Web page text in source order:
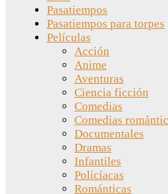
Pasatiempos
Pasatiempos para torpes
Películas
Acción
Anime
Aventuras
Ciencia ficción
Comedias
Comedias
Documentales
Dramas
Infantiles
Policíacas
Románticas